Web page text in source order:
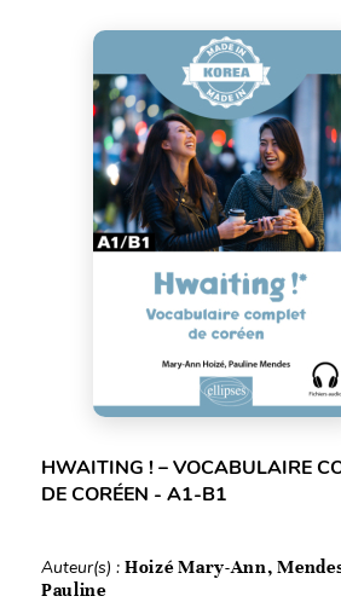
HWAITING ! – VOCABULAIRE
DE CORÉEN - A1-B1
Auteur(s) : Hoizé Mary-Ann,
Pauline